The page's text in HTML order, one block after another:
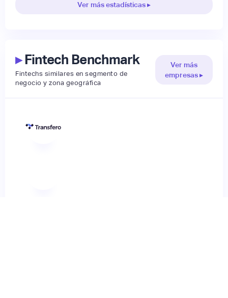
Ver más estadísticas ▸
▸Fintech Benchmark
Fintechs similares en segmento de
negocio y zona geográfica
Ver más
empresas ▸